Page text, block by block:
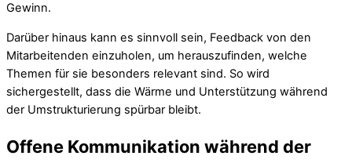
Gewinn.
Darüber hinaus kann es sinnvoll sein, Feedback von den
Mitarbeitenden einzuholen, um herauszufinden, welche
Themen für sie besonders relevant sind. So wird
sichergestellt, dass die Wärme und Unterstützung während
der Umstrukturierung spürbar bleibt.
Offene Kommunikation während der